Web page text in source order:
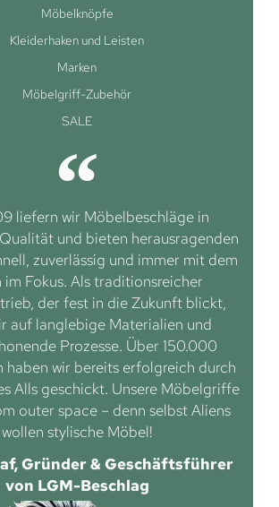
Möbelknöpfe
Kleiderhaken und Leisten
Marken
Möbelgriff-Zubehör
SALE
liefern wir Möbelbeschläge in
und bieten herausragenden
zuverlässig und immer mit dem
im Fokus. Als traditionsreicher
der fest in die Zukunft blickt,
auf langlebige Materialien und
Prozesse. Über 150.000
haben wir bereits erfolgreich durch
Alls geschickt. Unsere Möbelgriffe
outer space – denn selbst Aliens
wollen stylische Möbel!
Gründer & Geschäftsführer
von LGM-Beschlag